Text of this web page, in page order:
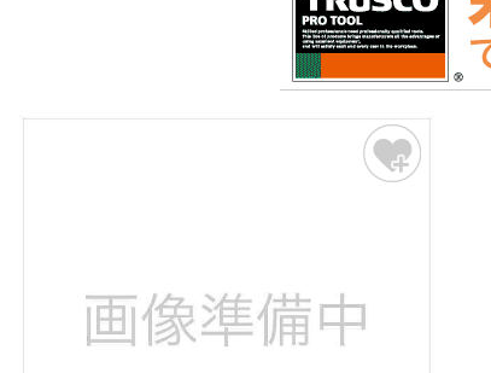
新規会員登録
会員メニュー